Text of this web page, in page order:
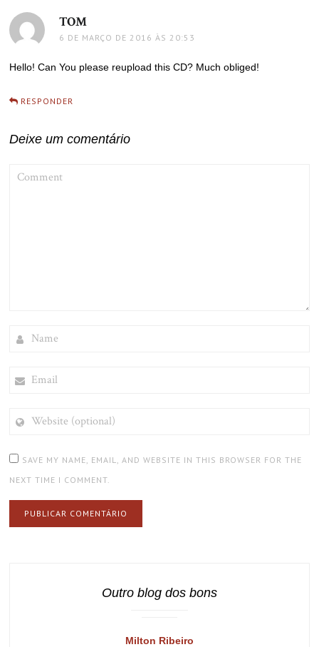
TOM
6 DE MARÇO DE 2016 ÀS 20:53
Hello! Can You please reupload this CD? Much obliged!
RESPONDER
Deixe um comentário
(OPTIONAL)
SAVE MY NAME, EMAIL, AND WEBSITE IN THIS BROWSER FOR THE
NEXT TIME I COMMENT.
Outro blog dos bons
Milton Ribeiro